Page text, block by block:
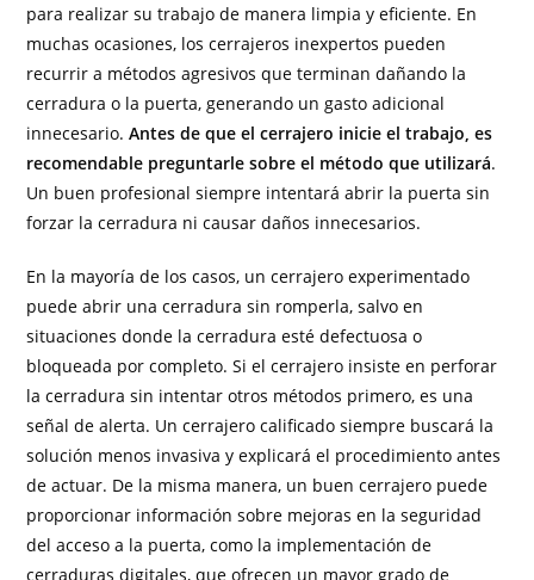
para realizar su trabajo de manera limpia y eficiente. En
muchas ocasiones, los cerrajeros inexpertos pueden
recurrir a métodos agresivos que terminan dañando la
cerradura o la puerta, generando un gasto adicional
innecesario.Antes de que el cerrajero inicie el trabajo, es
recomendable preguntarle sobre el método que utilizará.
Un buen profesional siempre intentará abrir la puerta sin
forzar la cerradura ni causar daños innecesarios.
En la mayoría de los casos, un cerrajero experimentado
puede abrir una cerradura sin romperla, salvo en
situaciones donde la cerradura esté defectuosa o
bloqueada por completo. Si el cerrajero insiste en perforar
la cerradura sin intentar otros métodos primero, es una
señal de alerta. Un cerrajero calificado siempre buscará la
solución menos invasiva y explicará el procedimiento antes
de actuar. De la misma manera, un buen cerrajero puede
proporcionar información sobre mejoras en la seguridad
del acceso a la puerta, como la implementación de
cerraduras digitales, que ofrecen un mayor grado de